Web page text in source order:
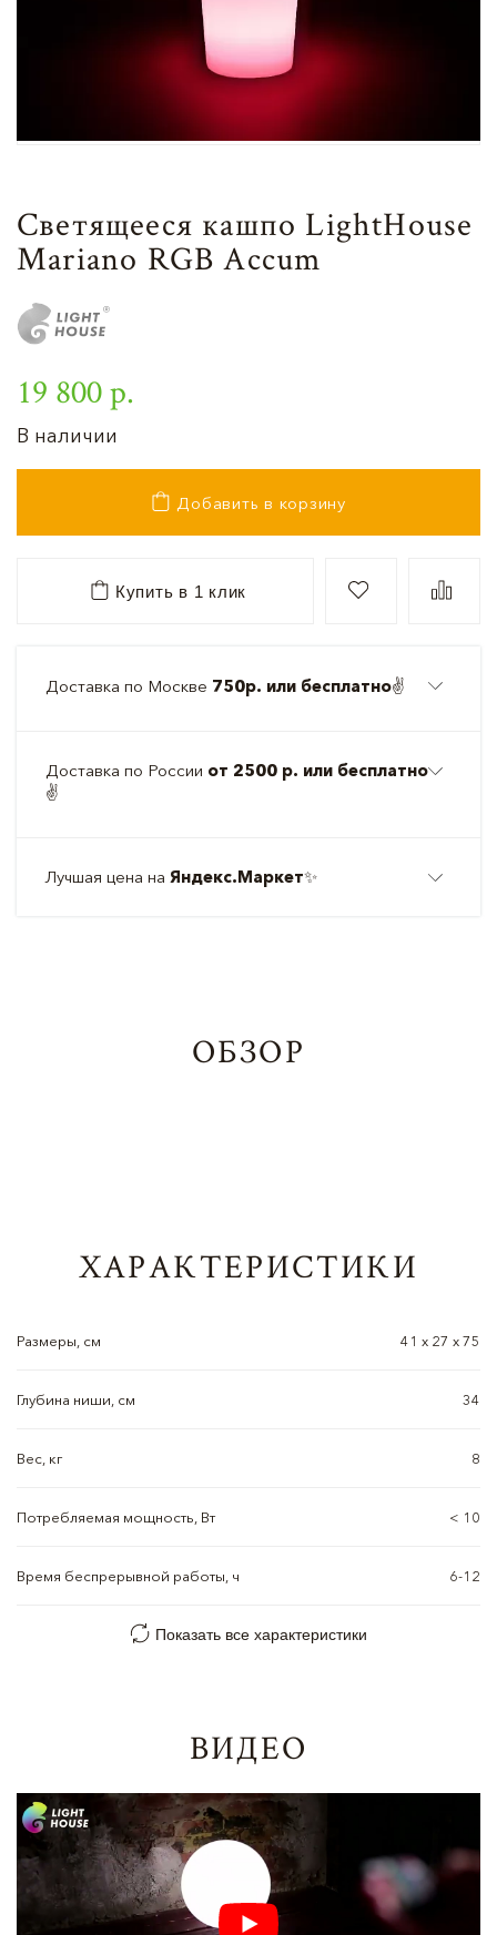
Светящееся кашпо LightHouse
Mariano RGB Accum
19 800 р.
В наличии
Добавить в корзину
Купить в 1 клик
Доставка по Москве 750р. или бесплатно✌️
Доставка по России от 2500 р. или бесплатно
✌️
Лучшая цена на Яндекс.Маркет✨
ОБЗОР
ХАРАКТЕРИСТИКИ
Размеры, см 41 х 27 х 75
Глубина ниши, см 34
Вес, кг 8
Потребляемая мощность, Вт < 10
Время беспрерывной работы, ч 6-12
Показать все характеристики
ВИДЕО